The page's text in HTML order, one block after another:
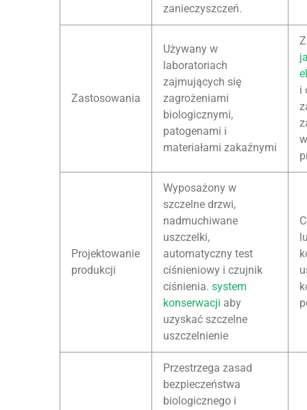
zanieczyszczeń.
Zastosowania
Używany w
laboratoriach
zajmujących się
zagrożeniami
biologicznymi,
patogenami i
materiałami zakaźnymi
i
Projektowanie
produkcji
Wyposażony w
szczelne drzwi,
nadmuchiwane
uszczelki,
automatyczny test
ciśnieniowy i czujnik
ciśnienia.system
konserwacji aby
uzyskać szczelne
uszczelnienie
Przestrzega zasad
bezpieczeństwa
biologicznego i